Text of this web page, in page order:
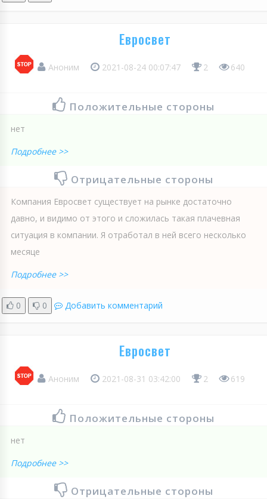
Евросвет
Аноним 2021-08-24 00:07:47 2 640
Положительные стороны
нет
Подробнее >>
Отрицательные стороны
Компания Евросвет существует на рынке достаточно
давно, и видимо от этого и сложилась такая плачевная
ситуация в компании. Я отработал в ней всего несколько
месяце
Подробнее >>
0 0 Добавить комментарий
Евросвет
Аноним 2021-08-31 03:42:00 2 619
Положительные стороны
нет
Подробнее >>
Отрицательные стороны